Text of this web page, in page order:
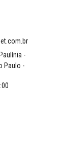
-
Paulo -